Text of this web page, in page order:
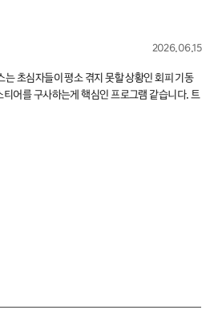
2026.06.15
는 초심자들이 평소 겪지 못할 상황인 회피 기동
어를 구사하는게 핵심인 프로그램 같습니다. 트
올려주기도하여 이 때는 서킷 첫 체험으로 아주
했으나 점점 익숙해짐에따라 자신감이 붙게되는
니다. 레벨2도 기대가 됩니다